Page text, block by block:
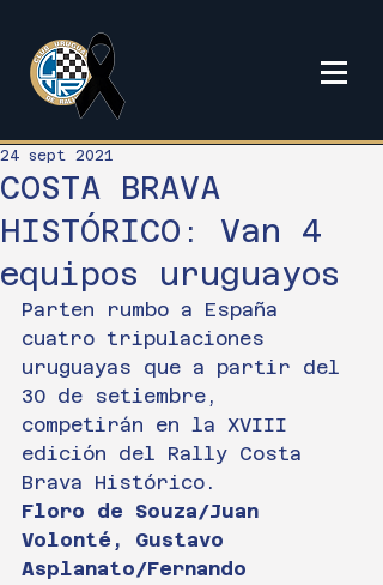
COSTA BRAVA
HISTÓRICO: Van 4
equipos uruguayos
24 sept 2021
Parten rumbo a España
cuatro tripulaciones
uruguayas que a partir del
30 de setiembre,
competirán en la XVIII
edición del Rally Costa
Brava Histórico.
Floro de Souza/Juan
Volonté, Gustavo
Asplanato/Fernando